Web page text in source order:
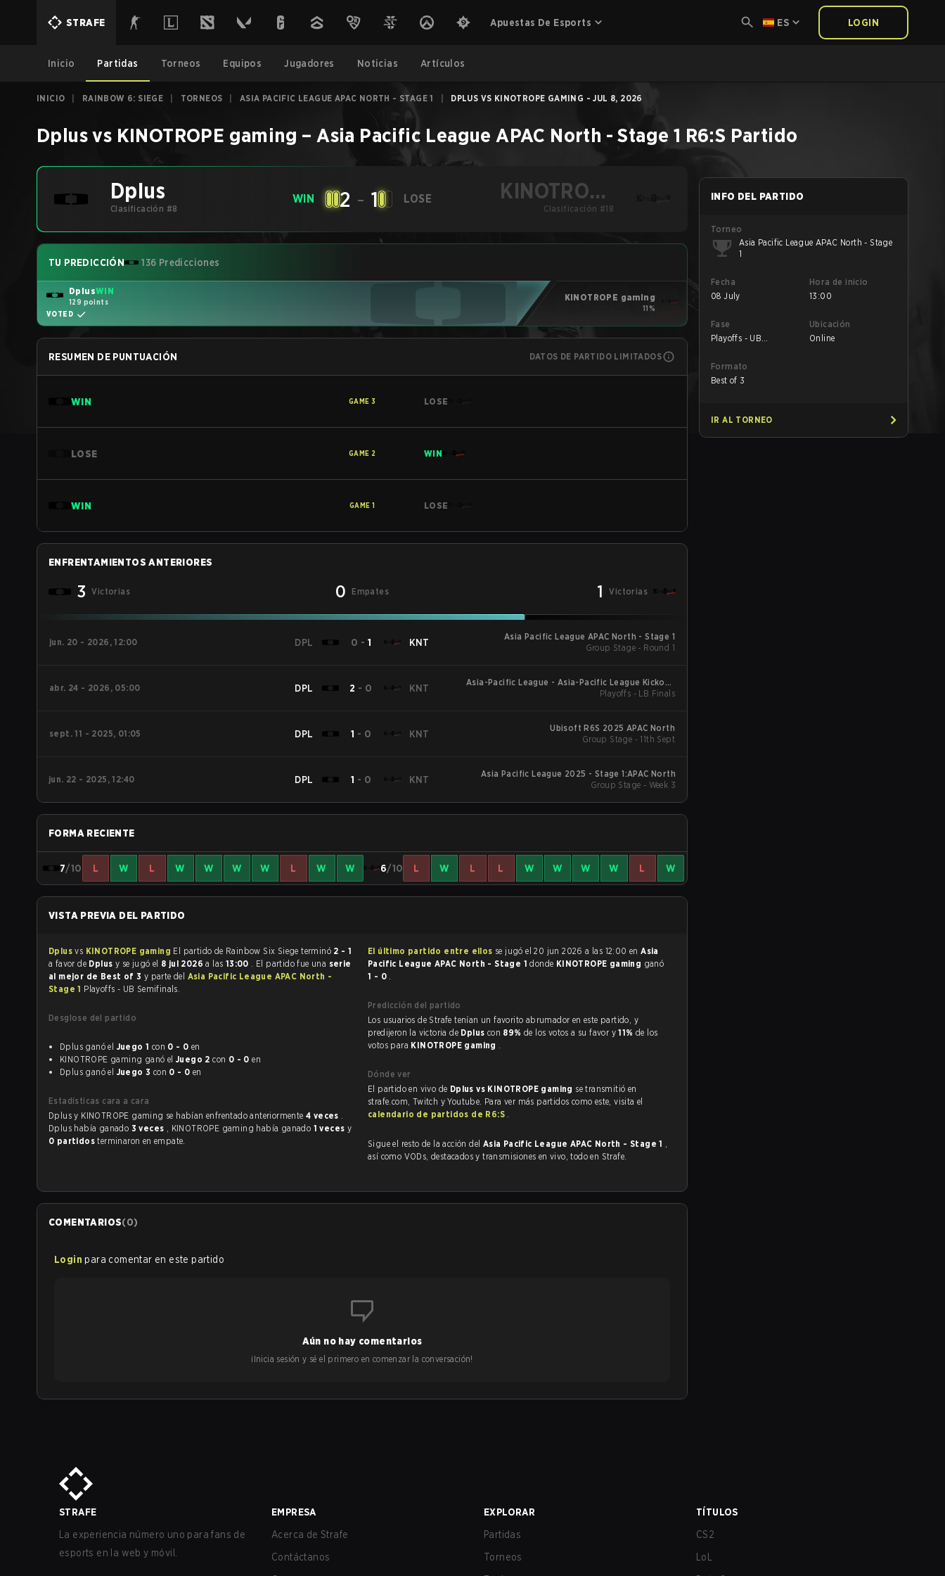
STRAFE Apuestas De Esports ES LOGIN
Inicio Partidas Torneos Equipos Jugadores Noticias Artículos
INICIO RAINBOW 6: SIEGE TORNEOS ASIA PACIFIC LEAGUE APAC NORTH - STAGE 1 DPLUS VS KINOTROPE GAMING - JUL 8, 2026
Dplusvs KINOTROPE gaming –Asia Pacific League APAC North - Stage 1 R6:S Partido
Dplus
Clasificación #8
WIN 2 - 1 LOSE
KINOTROPE
gaming
Clasificación #18
TU PREDICCIÓN 136 Predicciones
DplusWIN
129 points
VOTED
KINOTROPE gaming
11%
RESUMEN DE PUNTUACIÓN DATOS DE PARTIDO LIMITADOS
WIN GAME 3 LOSE
LOSE GAME 2 WIN
WIN GAME 1 LOSE
ENFRENTAMIENTOS ANTERIORES
3 Victorias 0 Empates 1 Victorias
jun. 20 - 2026, 12:00 DPL 0 - 1 KNT
Asia Pacific League APAC North - Stage 1
Group Stage - Round 1
abr. 24 - 2026, 05:00 DPL 2 - 0 KNT
Asia-Pacific League - Asia-Pacific League Kickoff:
North
Playoffs - LB Finals
sept. 11 - 2025, 01:05 DPL 1 - 0 KNT
Ubisoft R6S 2025 APAC North
Group Stage - 11th Sept
jun. 22 - 2025, 12:40 DPL 1 - 0 KNT
Asia Pacific League 2025 - Stage 1:APAC North
Group Stage - Week 3
FORMA RECIENTE
7/10 L W L W W W W L W W 6/10 L W L L W W W W L W
VISTA PREVIA DEL PARTIDO
Dplusvs KINOTROPE gaming El partido de Rainbow Six Siege terminó 2 - 1
a favor de Dplus y se jugó el 8 jul 2026a las 13:00 . El partido fue una serie
al mejor de Best of 3 y parte del Asia Pacific League APAC North -
Stage 1 Playoffs - UB Semifinals.
Desglose del partido
Dplus ganó el Juego 1 con 0 - 0 en
KINOTROPE gaming ganó el Juego 2 con 0 - 0 en
Dplus ganó el Juego 3 con 0 - 0 en
Estadísticas cara a cara
Dplus y KINOTROPE gaming se habían enfrentado anteriormente 4 veces .
Dplus había ganado 3 veces , KINOTROPE gaming había ganado 1 veces y
0 partidosterminaron en empate.
El último partido entre ellos se jugó el 20 jun 2026 a las 12:00 enAsia
Pacific League APAC North - Stage 1donde KINOTROPE gaming ganó
1 - 0 .
Predicción del partido
Los usuarios de Strafe tenían un favorito abrumador en este partido, y
predijeron la victoria de Dplus con 89% de los votos a su favor y11% de los
votos para KINOTROPE gaming .
Dónde ver
El partido en vivo de Dplus vs KINOTROPE gaming se transmitió en
strafe.com, Twitch y Youtube. Para ver más partidos como este, visita el
calendario de partidos de R6:S .
Sigue el resto de la acción del Asia Pacific League APAC North - Stage 1 ,
así como VODs, destacados y transmisiones en vivo, todo en Strafe.
COMENTARIOS(0)
Login para comentar en este partido
Aún no hay comentarios
¡Inicia sesión y sé el primero en comenzar la conversación!
INFO DEL PARTIDO
Torneo
Asia Pacific League APAC North - Stage
1
Fecha
08 July
Hora de inicio
13:00
Fase
Playoffs - UB
Ubicación
Online
Formato
Best of 3
IR AL TORNEO
STRAFE
La experiencia número uno para fans de
esports en la web y móvil.
EMPRESA
Acerca de Strafe
Contáctanos
EXPLORAR
Partidas
Torneos
TÍTULOS
CS2
LoL